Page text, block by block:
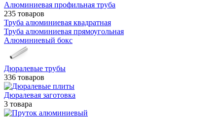
Алюминиевая профильная труба
235 товаров
Труба алюминиевая квадратная
Труба алюминиевая прямоугольная
Алюминиевый бокс
Дюралевые трубы
336 товаров
Дюралевая заготовка
3 товара